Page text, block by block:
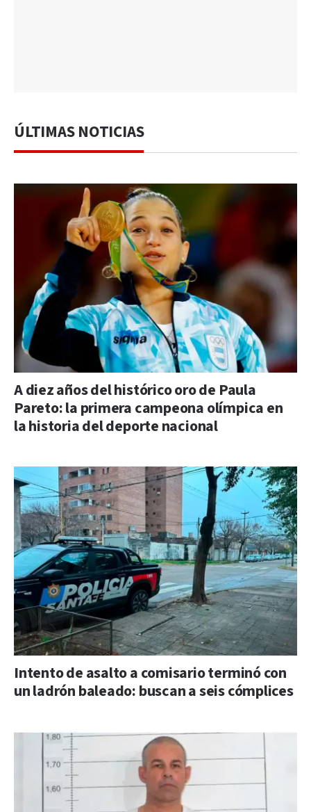
ÚLTIMAS NOTICIAS
A diez años del histórico oro de Paula
Pareto: la primera campeona olímpica en
la historia del deporte nacional
Intento de asalto a comisario terminó con
un ladrón baleado: buscan a seis cómplices